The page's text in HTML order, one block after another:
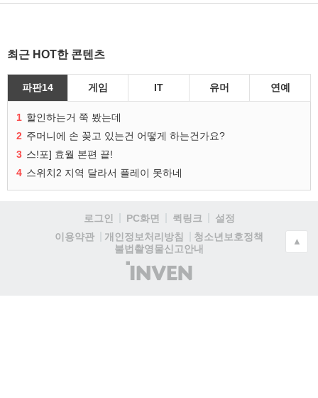
최근 HOT한 콘텐츠
파판14 게임 IT 유머 연예
1 할인하는거 쭉 봤는데
2 주머니에 손 꽂고 있는건 어떻게 하는건가요?
3 스!포] 효월 본편 끝!
4 스위치2 지역 달라서 플레이 못하네
로그인 PC화면 퀵링크
설정
이용약관
개인정보처리방침
청소년보호정책
불법촬영물신고안내
(주)
인
▲